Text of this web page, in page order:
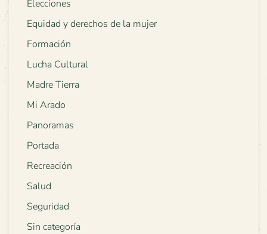
Elecciones
Equidad y derechos de la mujer
Formación
Lucha Cultural
Madre Tierra
Mi Arado
Panoramas
Portada
Recreación
Salud
Seguridad
Sin categoría